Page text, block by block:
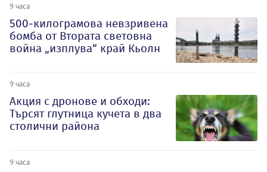
9 часа
500-килограмова невзривена
бомба от Втората световна
война „изплува“ край Кьолн
9 часа
Акция с дронове и обходи:
Търсят глутница кучета в два
столични района
9 часа